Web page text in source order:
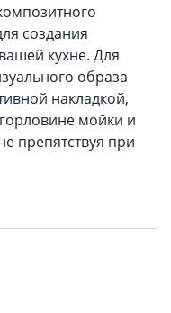
создания
кухне. Для
образа
накладкой,
мойки и
препятствуя при